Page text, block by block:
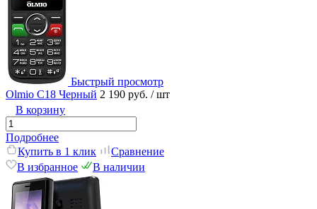
Быстрый просмотр
Olmio C18 Черный 2 190 руб. / шт
В корзину
Подробнее
Купить в 1 клик
Сравнение
В избранное
В наличии